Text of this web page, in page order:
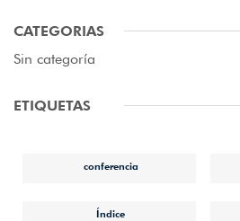
CATEGORIAS
Sin categoría
ETIQUETAS
conferencia
Índice